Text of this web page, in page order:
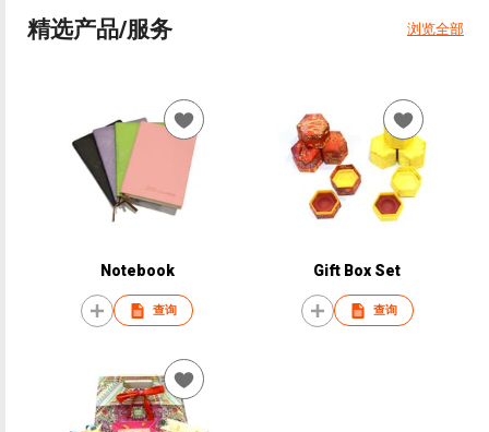
精选产品/服务 浏览全部
Notebook
查询
Gift Box Set
查询